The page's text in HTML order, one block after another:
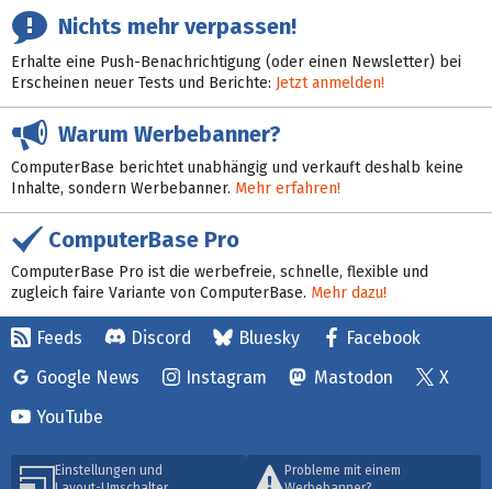
Nichts mehr verpassen!
Erhalte eine Push-Benachrichtigung (oder einen Newsletter) bei
Erscheinen neuer Tests und Berichte: Jetzt anmelden!
Warum Werbebanner?
ComputerBase berichtet unabhängig und verkauft deshalb keine
Inhalte, sondern Werbebanner. Mehr erfahren!
ComputerBase Pro
ComputerBase Pro ist die werbefreie, schnelle, flexible und
zugleich faire Variante von ComputerBase. Mehr dazu!
Feeds Discord Bluesky
Facebook
Google News
Instagram Mastodon
X
YouTube
Einstellungen und
Probleme mit einem